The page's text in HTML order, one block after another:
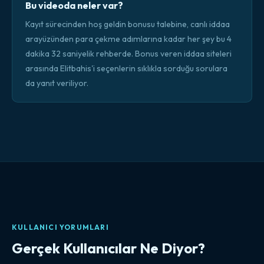
Bu videoda neler var?
Kayıt sürecinden hoş geldin bonusu talebine, canlı iddaa
arayüzünden para çekme adımlarına kadar her şey bu 4
dakika 32 saniyelik rehberde. Bonus veren iddaa siteleri
arasında Elitbahis'i seçenlerin sıklıkla sorduğu sorulara
da yanıt veriliyor.
KULLANICI YORUMLARI
Gerçek Kullanıcılar Ne Diyor?